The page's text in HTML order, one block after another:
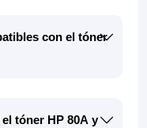
con el tóner
tóner HP 80A y